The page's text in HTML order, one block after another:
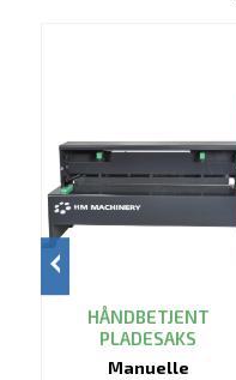
HÅNDBETJENT
PLADESAKS
Manuelle